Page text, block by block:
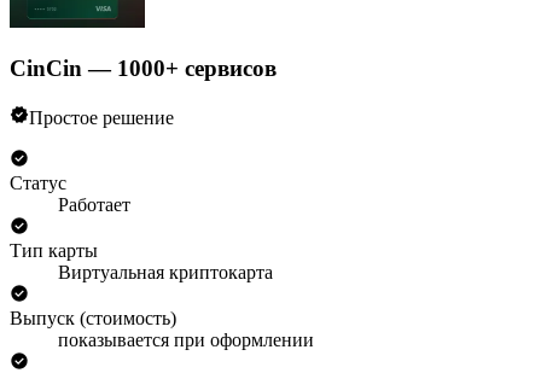
CinCin — 1000+ сервисов
Простое решение
Статус
Работает
Тип карты
Виртуальная криптокарта
Выпуск (стоимость)
показывается при оформлении